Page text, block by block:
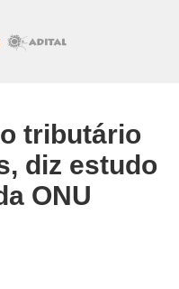
tributário
diz estudo
ONU